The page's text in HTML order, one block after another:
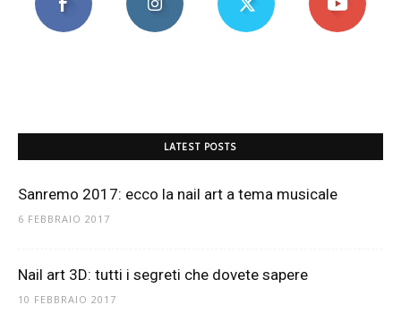
LATEST POSTS
Sanremo 2017: ecco la nail art a tema musicale
6 FEBBRAIO 2017
Nail art 3D: tutti i segreti che dovete sapere
10 FEBBRAIO 2017